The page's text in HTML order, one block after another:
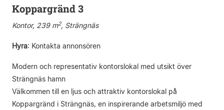
Koppargränd 3
Kontor, 239 m2, Strängnäs
Hyra: Kontakta annonsören
Modern och representativ kontorslokal med utsikt över
Strängnäs hamn
Välkommen till en ljus och attraktiv kontorslokal på
Koppargränd i Strängnäs, en inspirerande arbetsmiljö med